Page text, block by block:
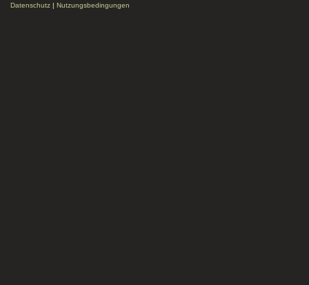
Datenschutz | Nutzungsbedingungen